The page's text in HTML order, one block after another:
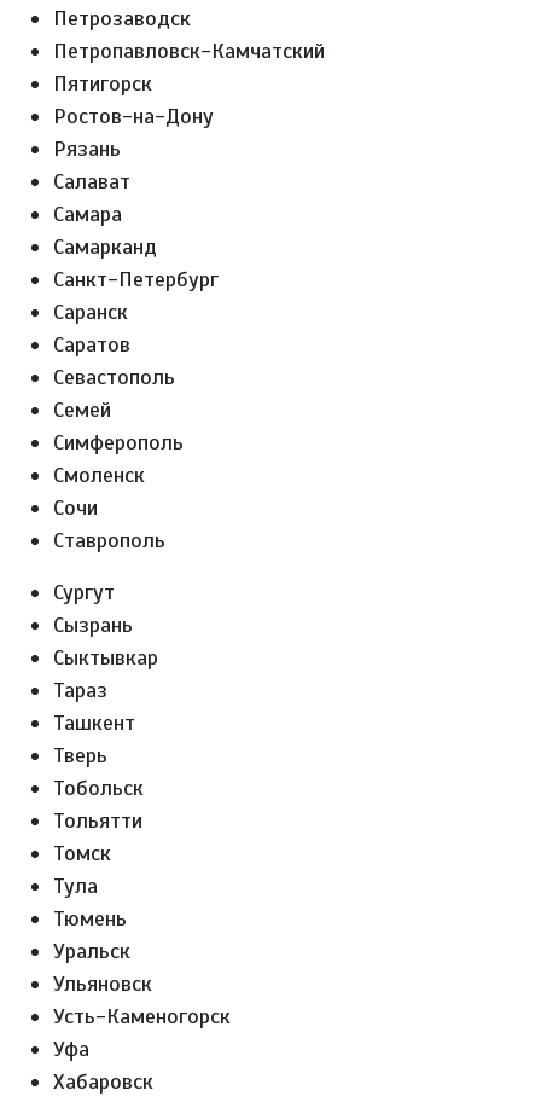
Петрозаводск
Петропавловск-Камчатский
Пятигорск
Ростов-на-Дону
Рязань
Салават
Самара
Самарканд
Санкт-Петербург
Саранск
Саратов
Севастополь
Семей
Симферополь
Смоленск
Сочи
Ставрополь
Сургут
Сызрань
Сыктывкар
Тараз
Ташкент
Тверь
Тобольск
Тольятти
Томск
Тула
Тюмень
Уральск
Ульяновск
Усть-Каменогорск
Уфа
Хабаровск